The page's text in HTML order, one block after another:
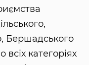
Бершадського
всіх категоріях